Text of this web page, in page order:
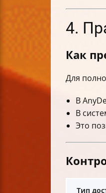
4.
Как
Для
В
В
Это
Тип